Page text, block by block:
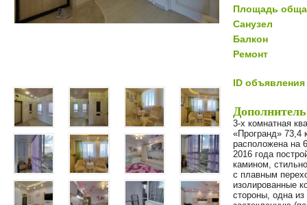
Площадь
Санузел
Балкон
Ремонт
ID объявления
3-х комнатная
«Програнд»
расположена на
2016 года
камином,
с плавным
изолированные
стороны, одна